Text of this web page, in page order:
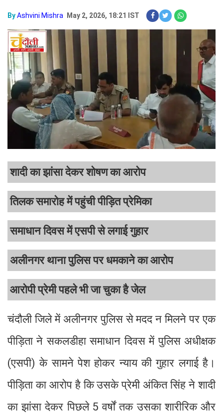
ByAshvini Mishra May 2, 2026, 18:21 IST
शादी का झांसा देकर शोषण का आरोप
तिलक समारोह में पहुंची पीड़ित प्रेमिका
समाधान दिवस में एसपी से लगाई गुहार
अलीनगर थाना पुलिस पर धमकाने का आरोप
आरोपी प्रेमी पहले भी जा चुका है जेल
चंदौली जिले में अलीनगर पुलिस से मदद न मिलने पर एक
पीड़िता ने सकलडीहा समाधान दिवस में पुलिस अधीक्षक
(एसपी) के सामने पेश होकर न्याय की गुहार लगाई है।
पीड़िता का आरोप है कि उसके प्रेमी अंकित सिंह ने शादी
का झांसा देकर पिछले 5 वर्षों तक उसका शारीरिक और